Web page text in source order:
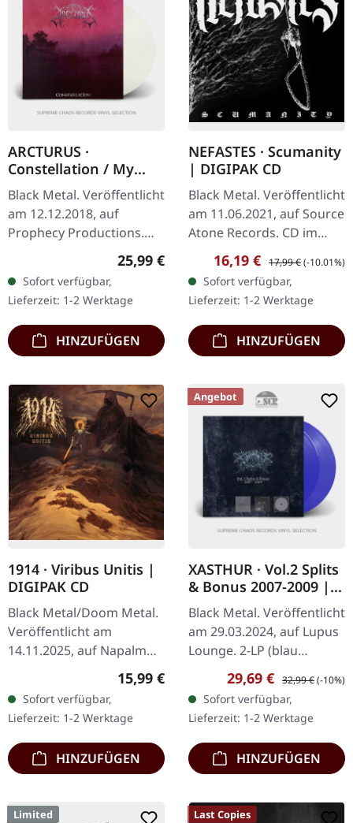
ARCTURUS ·
Constellation / My
Angel | CLEAR LP
Black Metal. Veröffentlicht
am 12.12.2018, auf
Prophecy Productions.
Klares Vinyl, beinhaltet
Einleger in gepolsterter
Innenhülle und
Schutzhülle Aus…
Regulärer Preis:
25,99 €
Sofort verfügbar,
Lieferzeit: 1-2 Werktage
HINZUFÜGEN
NEFASTES · Scumanity
| DIGIPAK CD
Black Metal. Veröffentlicht
am 11.06.2021, auf Source
Atone Records. CD im
DigiPak. Wenn ehemalige
Benighted-Mitglieder
beschließen, pure
sonische…
Verkaufspreis:
16,19 € Regulärer Preis:
17,99 €(-10.01%)
Sofort verfügbar,
Lieferzeit: 1-2 Werktage
HINZUFÜGEN
1914 · Viribus Unitis |
DIGIPAK CD
Black Metal/Doom Metal.
Veröffentlicht am
14.11.2025, auf Napalm
Records. CD im Digipak.
Die ukrainische Blackened
Death/Doom Metal
Formation 1914…
Regulärer Preis:
15,99 €
Sofort verfügbar,
Lieferzeit: 1-2 Werktage
HINZUFÜGEN
Angebot
XASTHUR · Vol.2 Splits
& Bonus 2007-2009 |
TRANSPARENT BLUE
2LP
Black Metal. Veröffentlicht
am 29.03.2024, auf Lupus
Lounge. 2-LP (blau
transparentes Vinyl) inkl.
gefütterter Innenhüllen
und Schutzhülle (400
Stück…
Verkaufspreis:
29,69 € Regulärer Preis:
32,99 €(-10%)
Sofort verfügbar,
Lieferzeit: 1-2 Werktage
HINZUFÜGEN
Limited Last Copies